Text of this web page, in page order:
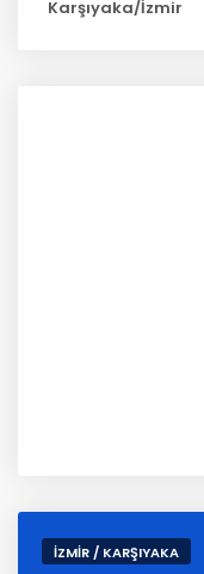
Karşıyaka/İzmir
İZMİR / KARŞIYAKA